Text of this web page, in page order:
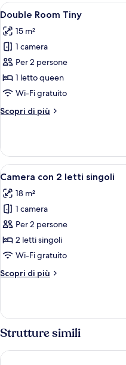
Apri
tutte
le
foto
per
Double
Room
4
Double Room Tiny
15 m²
1 camera
Per 2 persone
1 letto queen
Wi-Fi gratuito
Scopri di più
Altri
Room
Tiny
Apri
tutte
le
foto
per
Camera
con
letti
3
Camera con 2 letti singoli
18 m²
1 camera
Per 2 persone
2 letti singoli
Wi-Fi gratuito
Scopri di più
Altri
con
letti
Strutture simili
Eiger Mountain & Soul Resort